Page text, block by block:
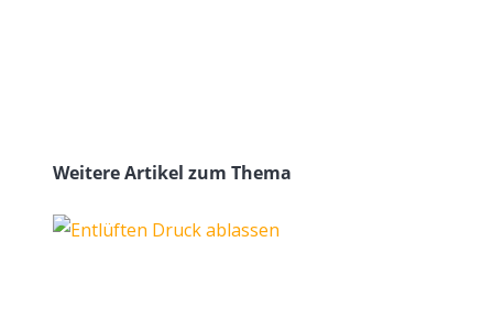
Weitere Artikel zum Thema